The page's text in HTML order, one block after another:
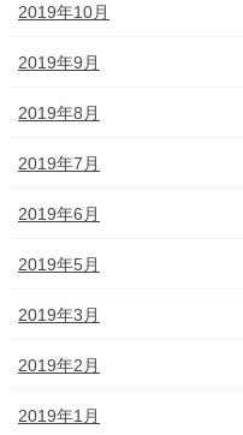
2019年10月
2019年9月
2019年8月
2019年7月
2019年6月
2019年5月
2019年3月
2019年2月
2019年1月